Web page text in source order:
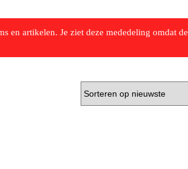
en artikelen. Je ziet deze mededeling omdat de